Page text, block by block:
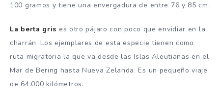
100 gramos y tiene una envergadura de entre 76 y 85 cm.
La berta gris es otro pájaro con poco que envidiar en la
charrán. Los ejemplares de esta especie tienen como
ruta migratoria la que va desde las Islas Aleutianas en el
Mar de Bering hasta Nueva Zelanda. Es un pequeño viaje
de 64.000 kilómetros.